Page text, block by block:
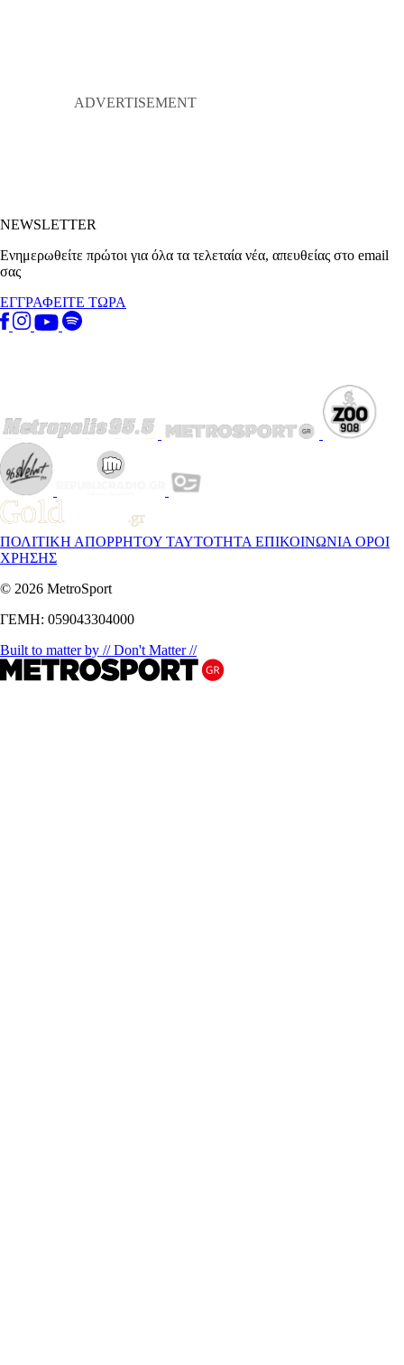
NEWSLETTER
Ενημερωθείτε πρώτοι για όλα τα τελεταία νέα, απευθείας στο email
σας
ΕΓΓΡΑΦΕΙΤΕ ΤΩΡΑ
ΠΟΛΙΤΙΚΗ ΑΠΟΡΡΗΤΟΥ ΤΑΥΤΟΤΗΤΑ ΕΠΙΚΟΙΝΩΝΙΑ ΟΡΟΙ
ΧΡΗΣΗΣ
© 2026 MetroSport
ΓΕΜΗ: 059043304000
Built to matter by // Don't Matter //